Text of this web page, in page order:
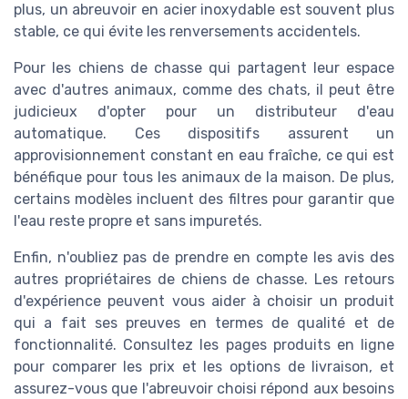
plus, un abreuvoir en acier inoxydable est souvent plus
stable, ce qui évite les renversements accidentels.
Pour les chiens de chasse qui partagent leur espace
avec d'autres animaux, comme des chats, il peut être
judicieux d'opter pour un distributeur d'eau
automatique. Ces dispositifs assurent un
approvisionnement constant en eau fraîche, ce qui est
bénéfique pour tous les animaux de la maison. De plus,
certains modèles incluent des filtres pour garantir que
l'eau reste propre et sans impuretés.
Enfin, n'oubliez pas de prendre en compte les avis des
autres propriétaires de chiens de chasse. Les retours
d'expérience peuvent vous aider à choisir un produit
qui a fait ses preuves en termes de qualité et de
fonctionnalité. Consultez les pages produits en ligne
pour comparer les prix et les options de livraison, et
assurez-vous que l'abreuvoir choisi répond aux besoins